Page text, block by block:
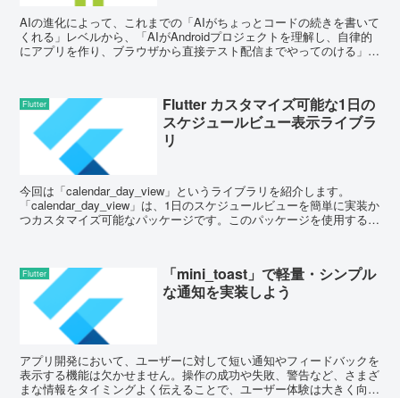
AIの進化によって、これまでの「AIがちょっとコードの続きを書いて
くれる」レベルから、「AIがAndroidプロジェクトを理解し、自律的
にアプリを作り、ブラウザから直接テスト配信までやってのける」と
Flutter
Flutter カスタマイズ可能な1日の
スケジュールビュー表示ライブラ
リ
今回は「calendar_day_view」というライブラリを紹介します。
「calendar_day_view」は、1日のスケジュールビューを簡単に実装か
つカスタマイズ可能なパッケージです。このパッケージを使用するこ
Flutter
「mini_toast」で軽量・シンプル
な通知を実装しよう
アプリ開発において、ユーザーに対して短い通知やフィードバックを
表示する機能は欠かせません。操作の成功や失敗、警告など、さまざ
まな情報をタイミングよく伝えることで、ユーザー体験は大きく向上